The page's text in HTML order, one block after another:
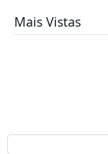
Mais Vistas